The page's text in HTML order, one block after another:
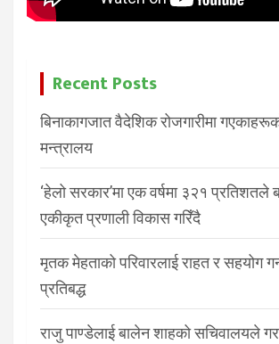
Recent Posts
बिनाकागजात वैदेशिक रोजगारीमा
मन्त्रालय
‘हेलो सरकार’मा एक वर्षमा ३२१ प्रतिशतले
एकीकृत प्रणाली विकास गरिँदै
मृतक मेहताको परिवारलाई राहत र सहयोग
प्रतिबद्ध
राजु पाण्डेलाई बालेन शाहको सचिवालयले